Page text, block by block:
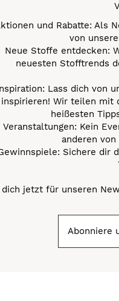
und Rabatte: Als
von
Neue Stoffe entdecken:
neuesten Stofftrends
Lass dich von
inspirieren! Wir teilen mit
heißesten
Veranstaltungen: Kein
anderen
Sichere dir
dich jetzt für unseren
Abonniere